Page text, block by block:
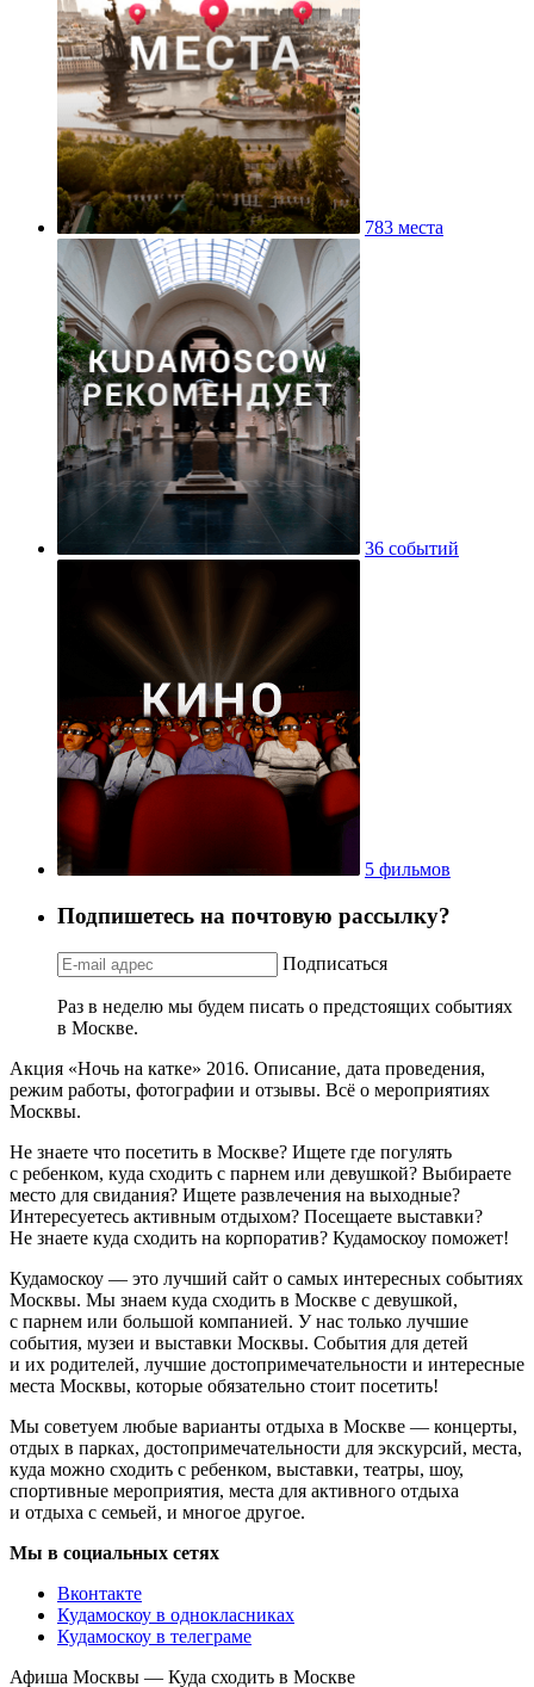
783 места
36 событий
5 фильмов
Подпишетесь на почтовую рассылку?
Подписаться
Раз в неделю мы будем писать о предстоящих событиях
в Москве.
Акция «Ночь на катке» 2016. Описание, дата проведения,
режим работы, фотографии и отзывы. Всё о мероприятиях
Москвы.
Не знаете что посетить в Москве? Ищете где погулять
с ребенком, куда сходить с парнем или девушкой? Выбираете
место для свидания? Ищете развлечения на выходные?
Интересуетесь активным отдыхом? Посещаете выставки?
Не знаете куда сходить на корпоратив? Кудамоскоу поможет!
Кудамоскоу — это лучший сайт о самых интересных событиях
Москвы. Мы знаем куда сходить в Москве с девушкой,
с парнем или большой компанией. У нас только лучшие
события, музеи и выставки Москвы. События для детей
и их родителей, лучшие достопримечательности и интересные
места Москвы, которые обязательно стоит посетить!
Мы советуем любые варианты отдыха в Москве — концерты,
отдых в парках, достопримечательности для экскурсий, места,
куда можно сходить с ребенком, выставки, театры, шоу,
спортивные мероприятия, места для активного отдыха
и отдыха с семьей, и многое другое.
Мы в социальных сетях
Вконтакте
Кудамоскоу в однокласниках
Кудамоскоу в телеграме
Афиша Москвы — Куда сходить в Москве